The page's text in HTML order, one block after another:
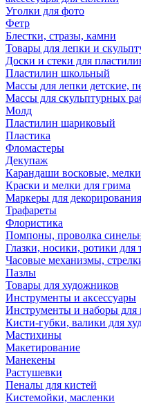
Уголки для фото
Фетр
Блестки, стразы, камни
Товары для лепки и
Доски и стеки для
Пластилин школьный
Массы для лепки детские,
Массы для скульптурных
Молд
Пластилин шариковый
Пластика
Фломастеры
Декупаж
Карандаши восковые, мелки
Краски и мелки для грима
Маркеры для декорирования
Трафареты
Флористика
Помпоны, проволка
Глазки, носики, ротики для
Часовые механизмы,
Пазлы
Товары для художников
Инструменты и аксессуары
Инструменты и наборы для
Кисти-губки, валики для
Мастихины
Макетирование
Манекены
Растушевки
Пеналы для кистей
Кистемойки, масленки